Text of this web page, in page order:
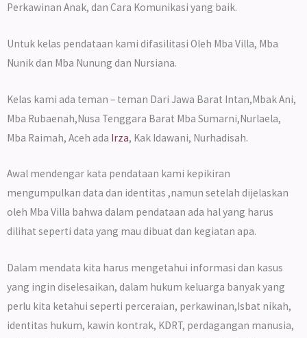
Perkawinan Anak, dan Cara Komunikasi yang baik.
Untuk kelas pendataan kami difasilitasi Oleh Mba Villa, Mba
Nunik dan Mba Nunung dan Nursiana.
Kelas kami ada teman – teman Dari Jawa Barat Intan,Mbak Ani,
Mba Rubaenah,Nusa Tenggara Barat Mba Sumarni,Nurlaela,
Mba Raimah, Aceh ada Irza, Kak Idawani, Nurhadisah.
Awal mendengar kata pendataan kami kepikiran
mengumpulkan data dan identitas ,namun setelah dijelaskan
oleh Mba Villa bahwa dalam pendataan ada hal yang harus
dilihat seperti data yang mau dibuat dan kegiatan apa.
Dalam mendata kita harus mengetahui informasi dan kasus
yang ingin diselesaikan, dalam hukum keluarga banyak yang
perlu kita ketahui seperti perceraian, perkawinan,Isbat nikah,
identitas hukum, kawin kontrak, KDRT, perdagangan manusia,